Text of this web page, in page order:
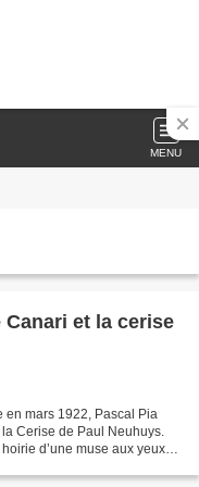
MENU
Canari et la cerise
en mars 1922, Pascal Pia
Cerise de Paul Neuhuys.
d’une muse aux yeux